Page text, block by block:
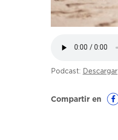
Podcast: Descargar
Compartir en